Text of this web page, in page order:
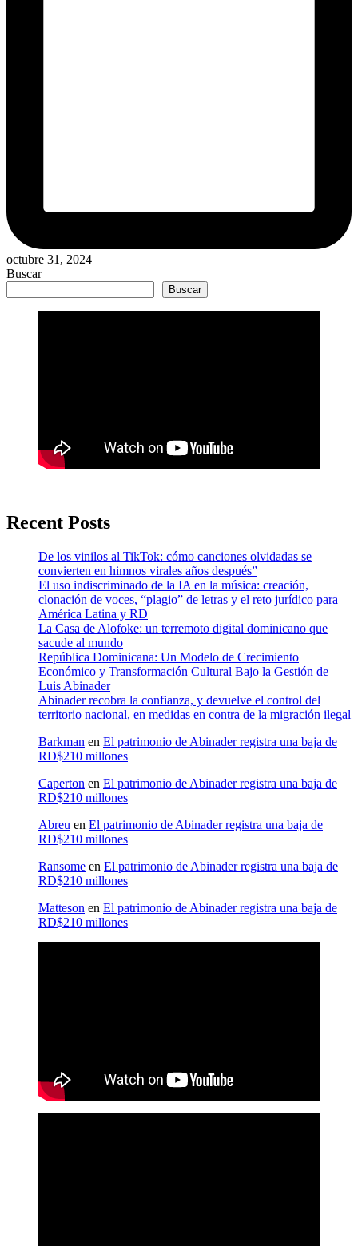
octubre 31, 2024
Buscar
Buscar
Recent Posts
De los vinilos al TikTok: cómo canciones olvidadas se
convierten en himnos virales años después”
El uso indiscriminado de la IA en la música: creación,
clonación de voces, “plagio” de letras y el reto jurídico para
América Latina y RD
La Casa de Alofoke: un terremoto digital dominicano que
sacude al mundo
República Dominicana: Un Modelo de Crecimiento
Económico y Transformación Cultural Bajo la Gestión de
Luis Abinader
Abinader recobra la confianza, y devuelve el control del
territorio nacional, en medidas en contra de la migración ilegal
Barkman en El patrimonio de Abinader registra una baja de
RD$210 millones
Caperton en El patrimonio de Abinader registra una baja de
RD$210 millones
Abreu en El patrimonio de Abinader registra una baja de
RD$210 millones
Ransome en El patrimonio de Abinader registra una baja de
RD$210 millones
Matteson en El patrimonio de Abinader registra una baja de
RD$210 millones